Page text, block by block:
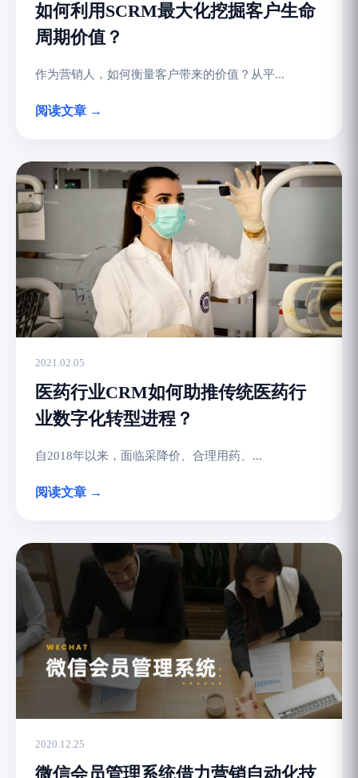
如何利用SCRM最大化挖掘客户生命
周期价值？
作为营销人，如何衡量客户带来的价值？从平...
阅读文章 →
2021.02.05
医药行业CRM如何助推传统医药行
业数字化转型进程？
自2018年以来，面临采降价、合理用药、...
阅读文章 →
2020.12.25
微信会员管理系统借力营销自动化技